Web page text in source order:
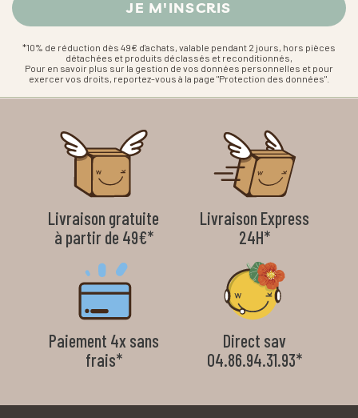
*10% de réduction dès 49€ d'achats, valable pendant 2 jours, hors pièces
détachées et produits déclassés et reconditionnés,
Pour en savoir plus sur la gestion de vos données personnelles et pour
exercer vos droits, reportez-vous à la page "Protection des données".
Livraison gratuite
à partir de 49€*
Livraison Express
24H*
Paiement 4x sans
frais*
Direct sav
04.86.94.31.93*